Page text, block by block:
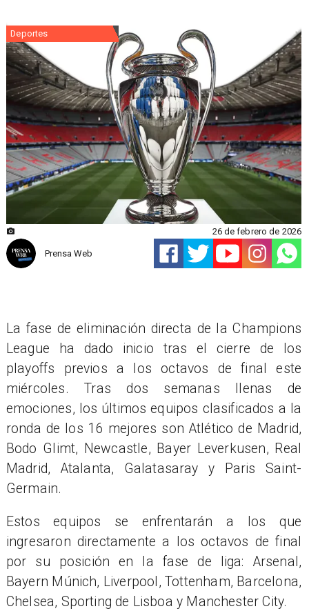
Deportes
Prensa Web
26 de febrero de 2026
La fase de eliminación directa de la Champions
League ha dado inicio tras el cierre de los
playoffs previos a los octavos de final este
miércoles. Tras dos semanas llenas de
emociones, los últimos equipos clasificados a la
ronda de los 16 mejores son Atlético de Madrid,
Bodo Glimt, Newcastle, Bayer Leverkusen, Real
Madrid, Atalanta, Galatasaray y Paris Saint-
Germain.
Estos equipos se enfrentarán a los que
ingresaron directamente a los octavos de final
por su posición en la fase de liga: Arsenal,
Bayern Múnich, Liverpool, Tottenham, Barcelona,
Chelsea, Sporting de Lisboa y Manchester City.